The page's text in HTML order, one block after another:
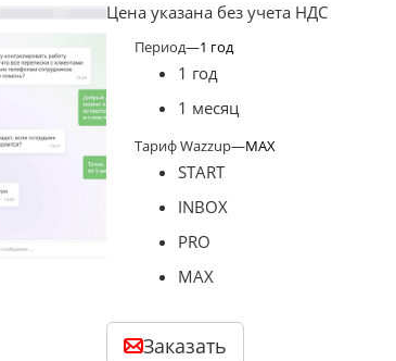
Цена указана без учета НДС
Период—1 год
1 год
1 месяц
Тариф Wazzup—MAX
START
INBOX
PRO
MAX
Заказать